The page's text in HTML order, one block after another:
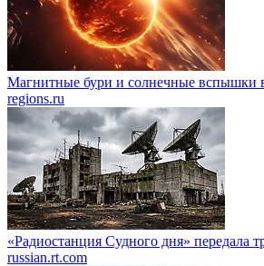
Магнитные бури и солнечные вспышки
regions.ru
«Радиостанция Судного дня» передала
russian.rt.com